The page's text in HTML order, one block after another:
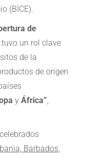
(BICE).
de
tuvo un rol clave
de la
de origen
y África”
Barbados,